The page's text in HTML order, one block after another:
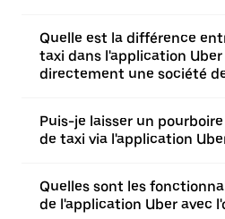
Quelle est la différence
taxi dans l'application
directement une société
Puis-je laisser un
de taxi via l'application
Quelles sont les
de l'application Uber avec